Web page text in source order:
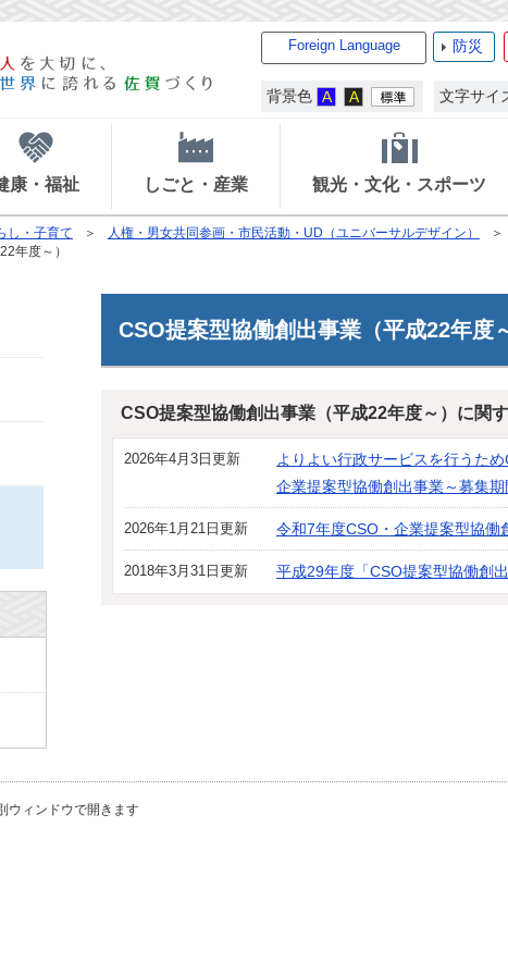
Foreign Language 防災
背景色 文字サイ
康・福祉 しごと・産業 観光・文化・スポーツ
し・子育て 人権・男女共同参画・市民活動・UD（ユニバーサルデザイン）
年度～）
CSO提案型協働創出事業（平成22年度
CSO提案型協働創出事業（平成22年度～）に関
2026年4月3日更新
よりよい行政サービスを行うた
企業提案型協働創出事業～募集
2026年1月21日更新 令和7年度CSO・企業提案型協働
2018年3月31日更新 平成29年度「CSO提案型協働創
ウィンドウで開きます